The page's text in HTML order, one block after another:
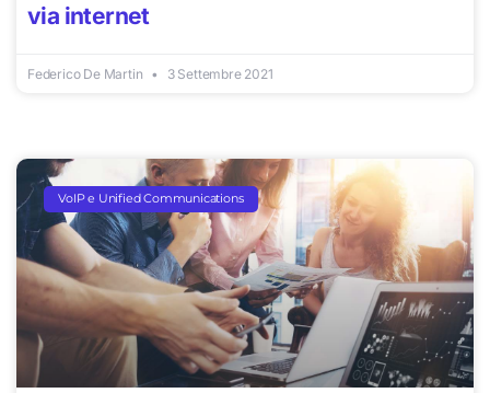
via internet
Federico De Martin 3 Settembre 2021
VoIP e Unified Communications